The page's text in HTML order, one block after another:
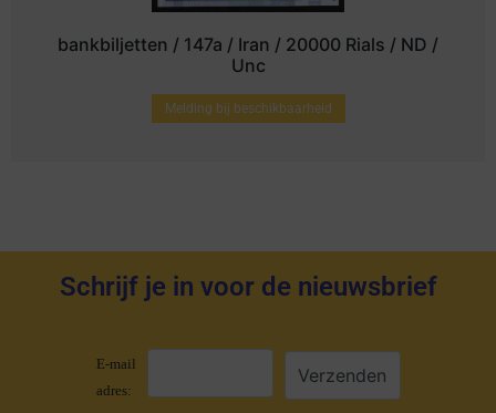
bankbiljetten / 147a / Iran / 20000 Rials / ND /
Unc
Melding bij beschikbaarheid
Schrijf je in voor de nieuwsbrief
E-mail
adres: